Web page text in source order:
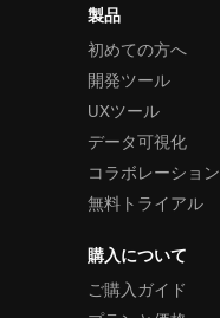
製品
初めての方へ
開発ツール
UXツール
データ可視化
コラボレーション
無料トライアル
購入について
ご購入ガイド